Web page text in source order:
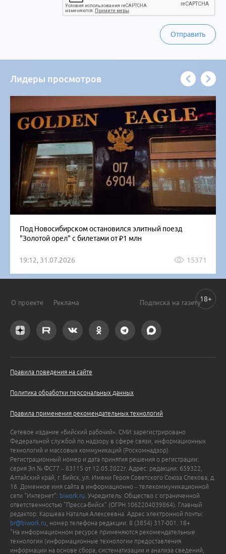
Отправить
Лидеры просмотров
Под Новосибирском остановился элитный поезд
"Золотой орел" с билетами от ₽1 млн
19:12, 31.07.2026 15371
О проекте Реклама Подписка на газету
Правила поведения на сайте
Политика обработки персональных данных
Правила применения рекомендательных технологий
Сетевое издание «Бийский рабочий». СМИ зарегистрировано
Федеральной службой по надзору в сфере связи, информационных
технологий и массовых коммуникаций (Роскомнадзор).
Регистрационный номер и дата принятия решения о регистрации:
серия Эл № ФС77 – 83115 от 12.05.2022г. Адрес: редакции: 659322,
Алтайский край, г. Бийск, ул. Имени Героя Советского Союза Спекова, д.
16. Доменное имя сайта в информационно – телекоммуникационной
сети "Интернет": biwork.ru . Учредитель: Общество с ограниченной
ответственностью "Пресса-Бийск" (ОГРН 1062204039864). Главный
редактор: Каршева Наталья Алексеевна. Адрес электронной почты:
br@biwork.ru , номер телефона редакции: 8 (3854) 317-001. 18+
"На информационном ресурсе применяются рекомендательные
технологии (информационные технологии предоставления
информации на основе сбора, систематизации и анализа сведений,
18+